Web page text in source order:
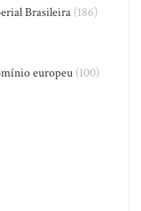
Brasileira (186)
europeu(100)